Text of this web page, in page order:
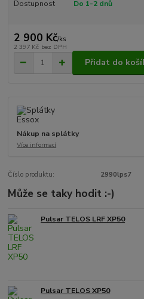
Dostupnost Do 1-2 dnů
2 900 Kč/ks
2 397 Kč bez DPH
Přidat do
Nákup na splátky
Více informací
Číslo produktu: 2990lps7
Může se taky hodit :-)
Pulsar TELOS LRF XP50
Pulsar TELOS XP50